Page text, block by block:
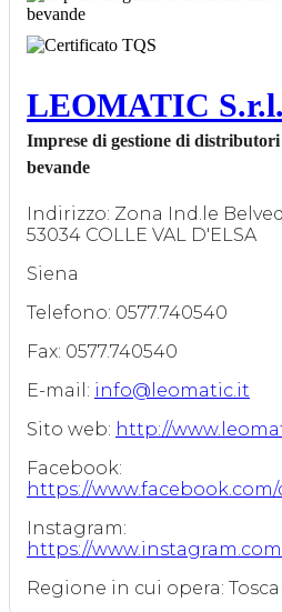
LEOMATIC S.r.l.
Imprese di gestione di
bevande
Indirizzo: Zona Ind.le
53034 COLLE VAL D'ELSA
Siena
Telefono: 0577.740540
Fax: 0577.740540
E-mail: info@leomatic.it
Sito web: http://
Facebook:
https://
Instagram:
https://
Regione in cui opera: